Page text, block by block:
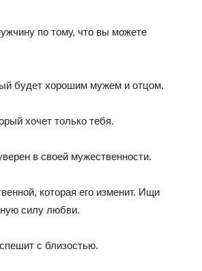
по тому, что вы можете
будет хорошим мужем и отцом.
хочет только тебя.
в своей мужественности.
которая его изменит. Ищи
силу любви.
с близостью.